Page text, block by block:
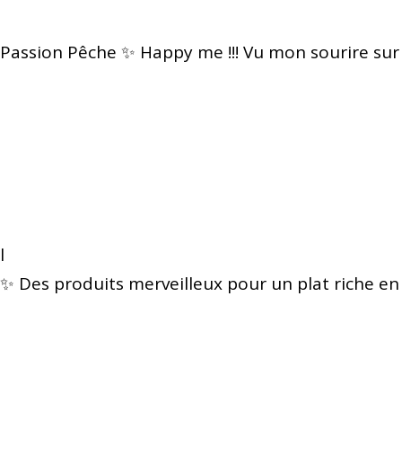
Passion Pêche ✨ Happy me !!! Vu mon sourire sur
l
✨ Des produits merveilleux pour un plat riche en